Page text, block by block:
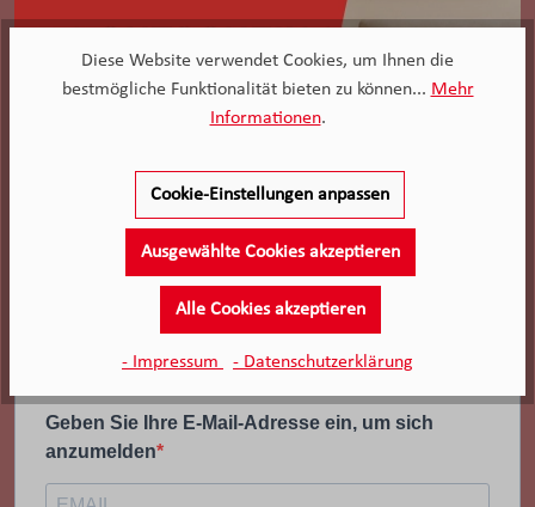
Geben Sie Ihre E-Mail-Adresse ein, um sich
anzumelden
Diese Website verwendet Cookies, um Ihnen die
bestmögliche Funktionalität bieten zu können... Mehr
Informationen.
Cookie-Einstellungen anpassen
Ausgewählte Cookies akzeptieren
Alle Cookies akzeptieren
- Impressum - Datenschutzerklärung